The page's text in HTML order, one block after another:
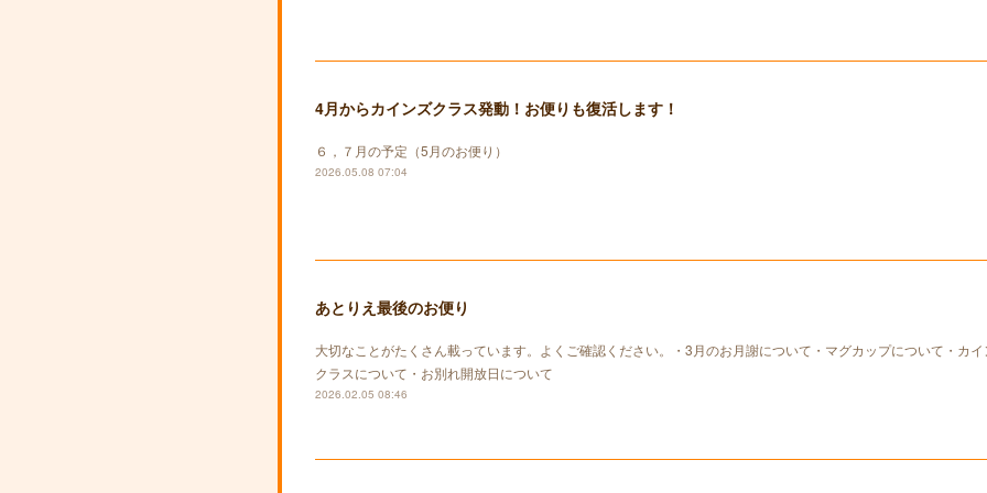
4月からカインズクラス発動！お便りも復活します！
６，７月の予定（5月のお便り）
2026.05.08 07:04
あとりえ最後のお便り
大切なことがたくさん載っています。よくご確認ください。・3月のお月謝について・マグカップについて・カ
クラスについて・お別れ開放日について
2026.02.05 08:46